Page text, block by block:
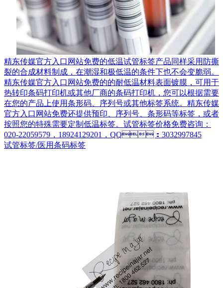
精东传媒官方入口网站免费的低温试管标签产品同样采用防撕
裂的合成材料制成，在潮湿和极低温的条件下也不会变脆弱。
精东传媒官方入口网站免费的的耐低温材料表面镀膜，可用于
热转印条码打印机或其他厂商的条码打印机，您可以根据需要
在您的产品上使用条形码、序列号或其他标签系统。精东传媒
官方入口网站免费还提供预印、序列号、条形码等标签，或者
按照您的特殊需要定制低温标签。试管标签价格免费咨询：
020-22059579，18924129201，QQ：3032997845
试管标签/医用条码标签